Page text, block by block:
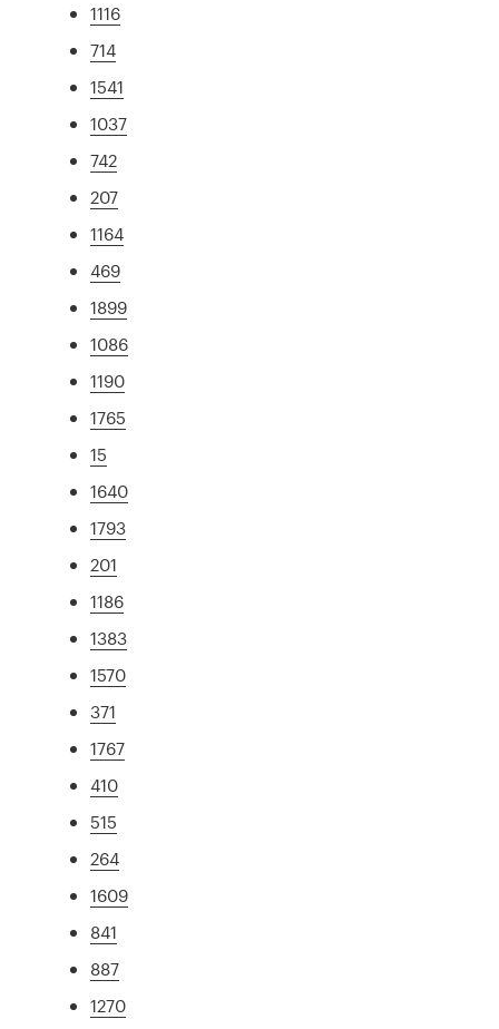
1116
714
1541
1037
742
207
1164
469
1899
1086
1190
1765
15
1640
1793
201
1186
1383
1570
371
1767
410
515
264
1609
841
887
1270